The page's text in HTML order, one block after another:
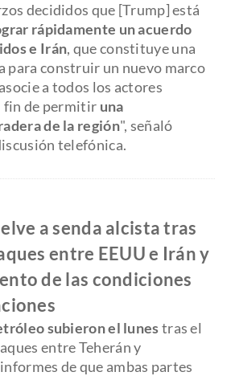
decididos que [Trump] está
rápidamente un acuerdo
e Irán, que constituye una
para construir un nuevo marco
a todos los actores
fin de permitir una
de la región", señaló
telefónica.
a senda alcista tras
entre EEUU e Irán y
de las condiciones
subieron el lunestras el
entre Teherán y
de que ambas partes